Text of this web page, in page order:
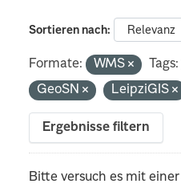
Sortieren nach
Formate: WMS Tags:
GeoSN
LeipziGIS
Ergebnisse filtern
Bitte versuch es mit